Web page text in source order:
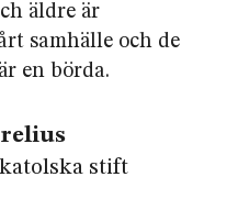
äldre är
samhälle och de
en börda.
stift